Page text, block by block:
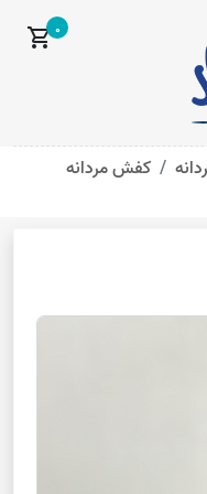
shopping_cart0
کفش مردانه